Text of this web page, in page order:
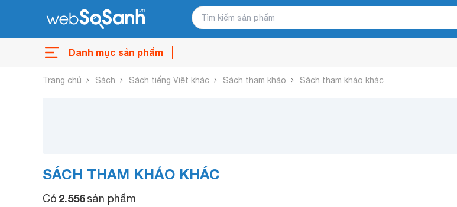
Danh mục sản phẩm
Trang chủ Sách Sách tiếng Việt khác Sách tham khảo Sách tham khảo khác
SÁCH THAM KHẢO KHÁC
Có 2.556sản phẩm